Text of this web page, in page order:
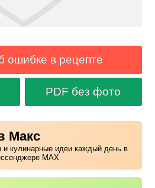
ошибке в рецепте
PDF без фото
Макс
и кулинарные идеи каждый день в
MAX